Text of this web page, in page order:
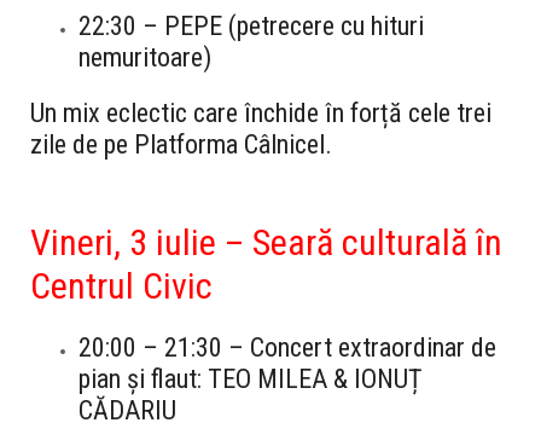
22:30 – PEPE (petrecere cu hituri
nemuritoare)
Un mix eclectic care închide în forță cele trei
zile de pe Platforma Câlnicel.
Vineri, 3 iulie – Seară culturală în
Centrul Civic
20:00 – 21:30 – Concert extraordinar de
pian și flaut: TEO MILEA & IONUȚ
CĂDARIU